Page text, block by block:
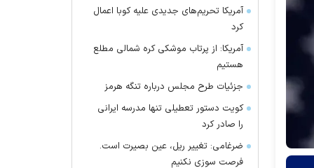
آمریکا تحریم‌های جدیدی علیه کوبا اعمال
کرد
آمریکا: از پرتاب موشکی کره شمالی مطلع
هستیم
جزئیات طرح مجلس درباره تنگه هرمز
کویت دستور تعطیلی تنها مدرسه ایرانی
را صادر کرد
ضرغامی: تغییر ریل، عین بصیرت است.
فرصت سوزی نکنیم